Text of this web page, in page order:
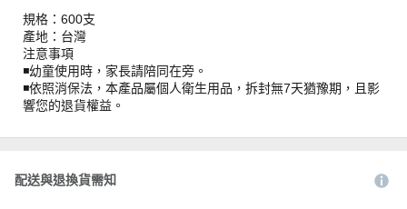
規格：600支
產地：台灣
注意事項
◾️幼童使用時，家長請陪同在旁。
◾️依照消保法，本產品屬個人衛生用品，拆封無7天猶豫期，且影
響您的退貨權益。
配送與退換貨需知